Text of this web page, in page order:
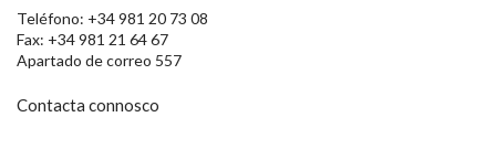
Teléfono: +34 981 20 73 08
Fax: +34 981 21 64 67
Apartado de correo 557
Contacta connosco